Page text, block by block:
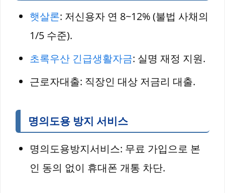
햇살론: 저신용자 연 8~12% (불법 사채의
1/5 수준).
초록우산 긴급생활자금: 실명 재정 지원.
근로자대출: 직장인 대상 저금리 대출.
명의도용 방지 서비스
명의도용방지서비스: 무료 가입으로 본
인 동의 없이 휴대폰 개통 차단.